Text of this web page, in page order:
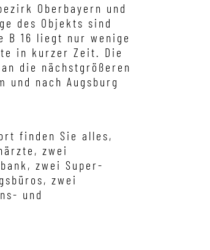
Oberbayern und
des Objekts sind
B 16 liegt nur wenige
in kurzer Zeit. Die
die nächstgrößeren
und nach Augsburg
finden Sie alles,
zwei
zwei Super-
zwei
und